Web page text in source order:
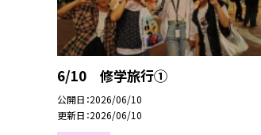
6/10 修学旅行①
公開日 2026/06/10
更新日 2026/06/10